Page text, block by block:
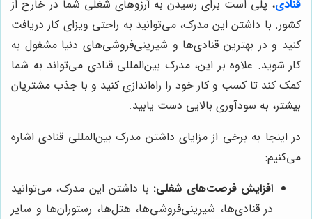
قنادی، پلی است برای رسیدن به آرزوهای شغلی شما در خارج از
کشور. با داشتن این مدرک، می‌توانید به راحتی ویزای کار دریافت
کنید و در بهترین قنادی‌ها و شیرینی‌فروشی‌های دنیا مشغول به
کار شوید. علاوه بر این، مدرک بین‌المللی قنادی می‌تواند به شما
کمک کند تا کسب و کار خود را راه‌اندازی کنید و با جذب مشتریان
بیشتر، به سودآوری بالایی دست یابید.
در اینجا به برخی از مزایای داشتن مدرک بین‌المللی قنادی اشاره
می‌کنیم:
افزایش فرصت‌های شغلی: با داشتن این مدرک، می‌توانید
در قنادی‌ها، شیرینی‌فروشی‌ها، هتل‌ها، رستوران‌ها و سایر